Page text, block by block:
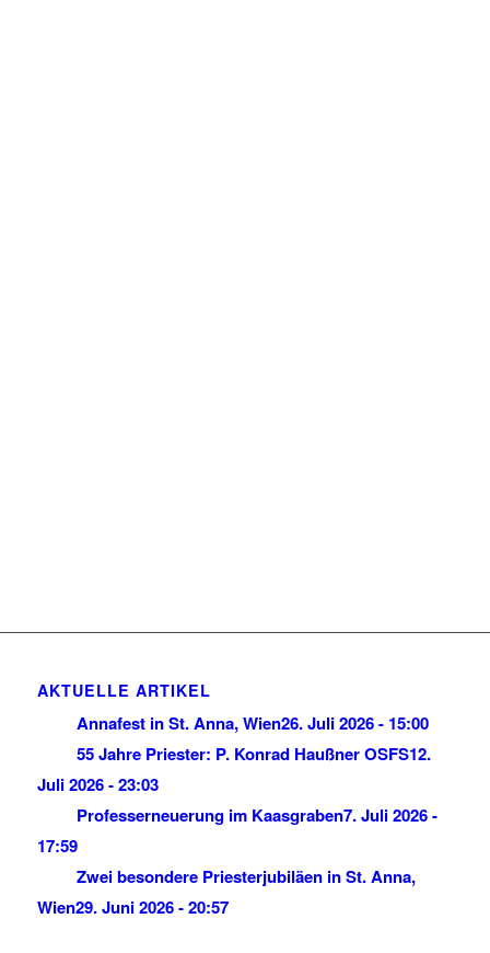
AKTUELLE ARTIKEL
Annafest in St. Anna, Wien26. Juli 2026 - 15:00
55 Jahre Priester: P. Konrad Haußner OSFS12.
Juli 2026 - 23:03
Professerneuerung im Kaasgraben7. Juli 2026 -
17:59
Zwei besondere Priesterjubiläen in St. Anna,
Wien29. Juni 2026 - 20:57